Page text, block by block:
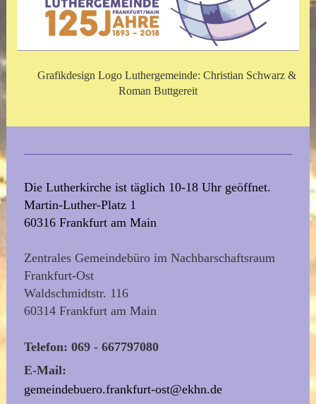
Grafikdesign Logo Luthergemeinde: Christian Schwarz &
Roman Buttgereit
Die Lutherkirche ist täglich 10-18 Uhr geöffnet.
Martin-Luther-Platz 1
60316 Frankfurt am Main
Zentrales Gemeindebüro im Nachbarschaftsraum
Frankfurt-Ost
Waldschmidtstr. 116
60314 Frankfurt am Main
Telefon: 069 - 667797080
E-Mail:
gemeindebuero.frankfurt-ost@ekhn.de